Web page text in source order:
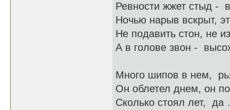
Ревности жжет стыд -
Ночью нарыв вскрыт,
Не подавить стон, не
А в голове звон -
Много шипов в нем,
Он облетел днем, он
Сколько стоял лет,